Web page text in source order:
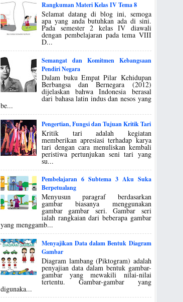
Rangkuman Materi Kelas IV Tema 8
Selamat datang di blog ini, semoga
apa yang anda butuhkan ada di sini.
Pada semester 2 kelas IV diawali
dengan pembelajaran pada tema VIII
D...
Semangat dan Komitmen Kebangsaan
Pendiri Negara
Dalam buku Empat Pilar Kehidupan
Berbangsa dan Bernegara (2012)
dijelaskan bahwa Indonesia berasal
dari bahasa latin indus dan nesos yang
be...
Pengertian, Fungsi dan Tujuan Kritik Tari
Kritik tari adalah kegiatan
memberikan apresiasi terhadap karya
tari dengan cara menuliskan kembali
peristiwa pertunjukan seni tari yang
su...
Pembelajaran 6 Subtema 3 Aku Suka
Berpetualang
Menyusun paragraf berdasarkan
gambar biasanya menggunakan
gambar gambar seri. Gambar seri
ialah rangkaian dari beberapa gambar
yang menggamb...
Menyajikan Data dalam Bentuk Diagram
Gambar
Diagram lambang (Piktogram) adalah
penyajian data dalam bentuk gambar-
gambar yang mewakili nilai-nilai
tertentu. Gambar-gambar yang
digunaka...